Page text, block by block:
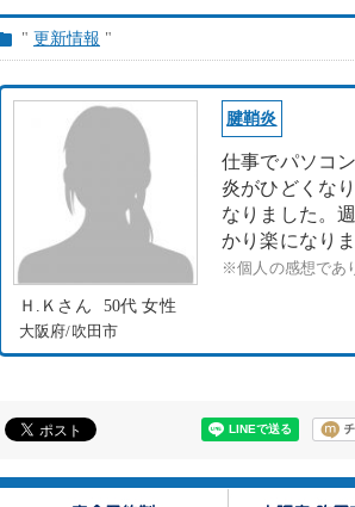
" 更新情報 "
Ｈ.Ｋさん 50代 女性
大阪府/吹田市
腱鞘炎
仕事でパソコ
炎がひどくな
なりました。
かり楽になりま
※個人の感想であ